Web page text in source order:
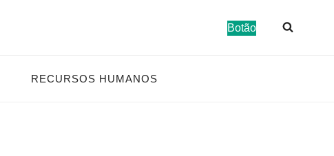
Botão
RECURSOS HUMANOS